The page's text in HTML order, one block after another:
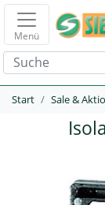
Menü
Start Sale &